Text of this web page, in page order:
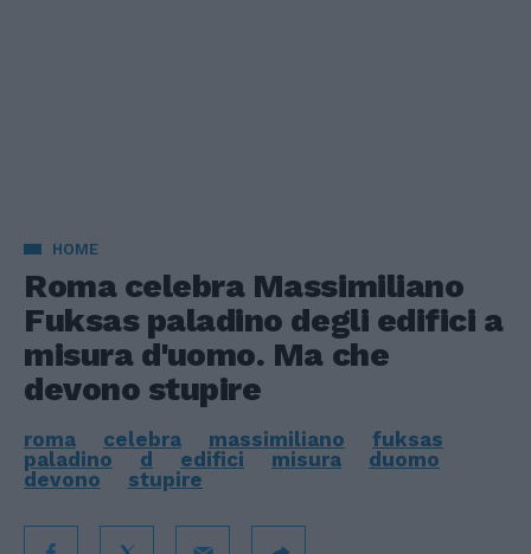
HOME
Roma celebra Massimiliano
Fuksas paladino degli edifici a
misura d'uomo. Ma che
devono stupire
roma celebra massimiliano
fuksas
paladino
d edifici misura
duomo
devono
stupire